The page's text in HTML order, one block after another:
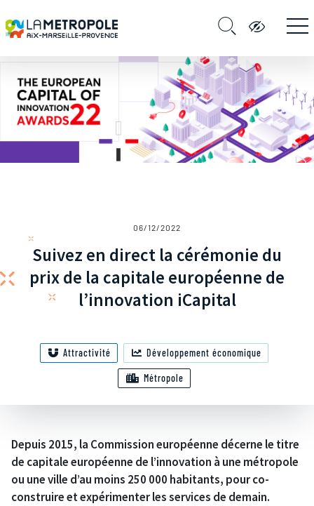
06/12/2022
Suivez en direct la cérémonie du
prix de la capitale européenne de
l’innovation iCapital
Attractivité Développement économique
Métropole
Depuis 2015, la Commission européenne décerne le titre
de capitale européenne de l’innovation à une métropole
ou une ville d’au moins 250 000 habitants, pour co-
construire et expérimenter les services de demain.